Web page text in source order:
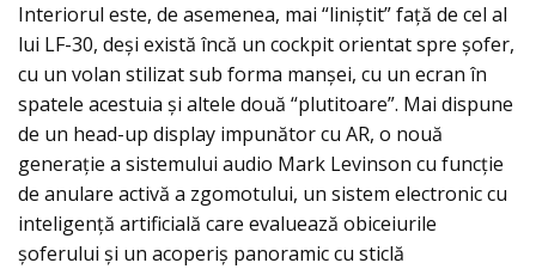
Interiorul este, de asemenea, mai “liniştit” faţă de cel al
lui LF-30, deși există încă un cockpit orientat spre şofer,
cu un volan stilizat sub forma manşei, cu un ecran în
spatele acestuia şi altele două “plutitoare”. Mai dispune
de un head-up display impunător cu AR, o nouă
generaţie a sistemului audio Mark Levinson cu funcţie
de anulare activă a zgomotului, un sistem electronic cu
inteligență artificială care evaluează obiceiurile
șoferului şi un acoperiş panoramic cu sticlă